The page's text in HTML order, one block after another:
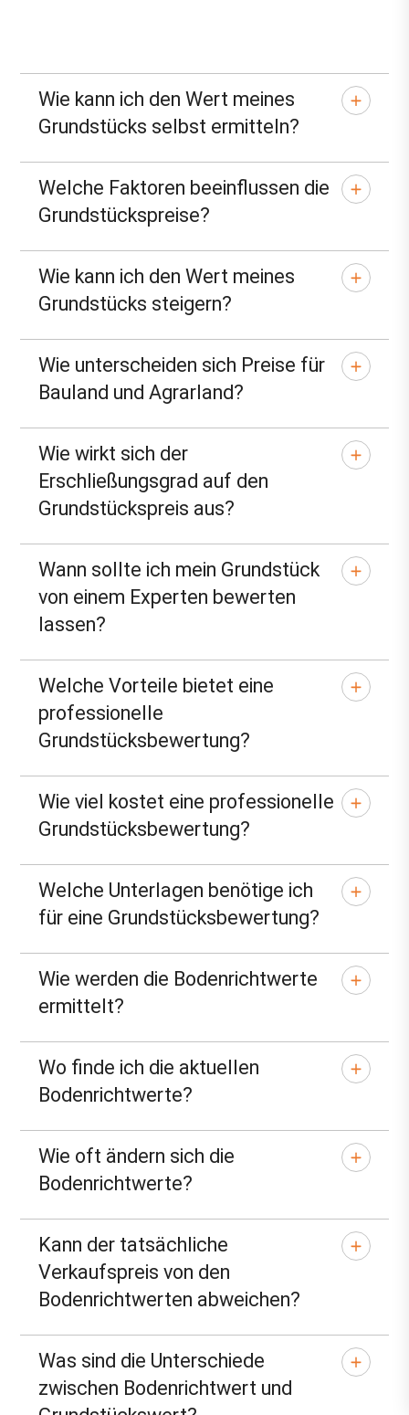
Wie kann ich den Wert meines
Grundstücks selbst ermitteln?
Welche Faktoren beeinflussen die
Grundstückspreise?
Wie kann ich den Wert meines
Grundstücks steigern?
Wie unterscheiden sich Preise für
Bauland und Agrarland?
Wie wirkt sich der
Erschließungsgrad auf den
Grundstückspreis aus?
Wann sollte ich mein Grundstück
von einem Experten bewerten
lassen?
Welche Vorteile bietet eine
professionelle
Grundstücksbewertung?
Wie viel kostet eine professionelle
Grundstücksbewertung?
Welche Unterlagen benötige ich
für eine Grundstücksbewertung?
Wie werden die Bodenrichtwerte
ermittelt?
Wo finde ich die aktuellen
Bodenrichtwerte?
Wie oft ändern sich die
Bodenrichtwerte?
Kann der tatsächliche
Verkaufspreis von den
Bodenrichtwerten abweichen?
Was sind die Unterschiede
zwischen Bodenrichtwert und